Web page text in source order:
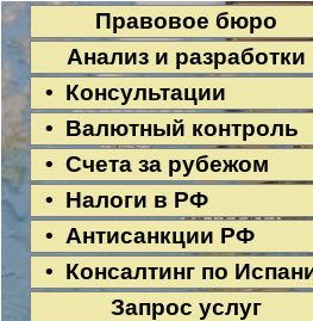
Правовое бюро
Анализ и разработки
• Консультации
• Валютный контроль
• Счета за рубежом
• Налоги в РФ
• Антисанкции РФ
• Консалтинг по
Запрос услуг